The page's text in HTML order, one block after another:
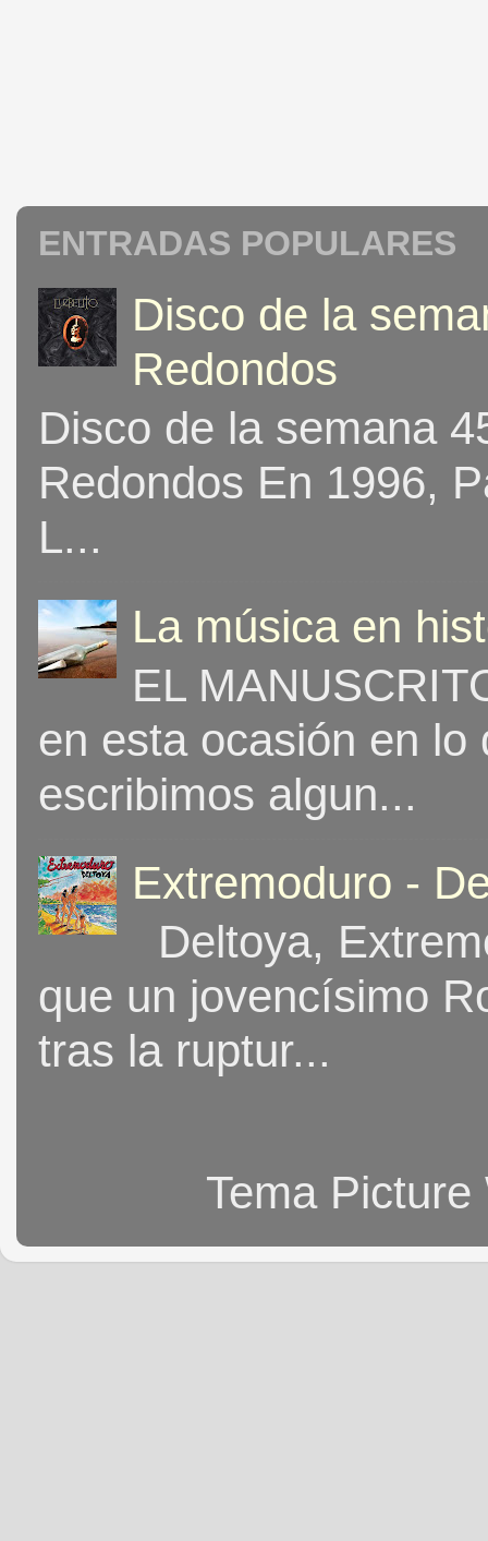
ENTRADAS POPULARES
Disco de la
Redondos
Disco de la semana
Redondos En 1996,
L...
La música en
EL
en esta ocasión en
escribimos algun...
Extremoduro -
Deltoya,
que un jovencísimo
tras la ruptur...
Tema